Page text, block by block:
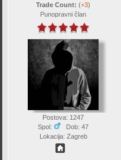
Trade Count:(+3)
Punopravni član
Postova: 1247
Spol:
Dob: 47
Lokacija: Zagreb